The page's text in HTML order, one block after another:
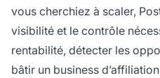
vous cherchiez à scaler,
visibilité et le contrôle
rentabilité, détecter les
bâtir un business